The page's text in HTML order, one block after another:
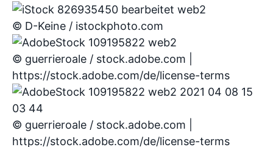
© D-Keine / istockphoto.com
© guerrieroale / stock.adobe.com |
https://stock.adobe.com/de/license-terms
© guerrieroale / stock.adobe.com |
https://stock.adobe.com/de/license-terms